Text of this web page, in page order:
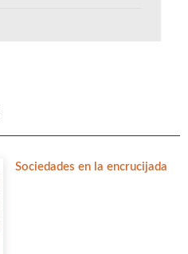
Sociedades en la encrucijada